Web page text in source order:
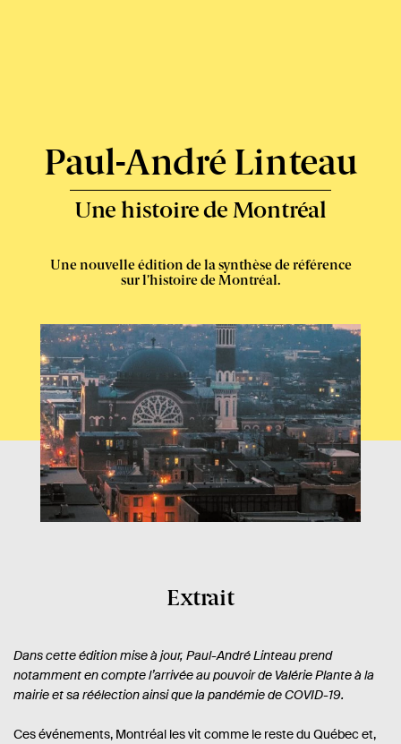
Paul-André Linteau-
Une histoire de Montréal
Une nouvelle édition de la synthèse de référence
sur l’histoire de Montréal.
Extrait
Dans cette édition mise à jour, Paul-André Linteau prend
notamment en compte l’arrivée au pouvoir de Valérie Plante à la
mairie et sa réélection ainsi que la pandémie de COVID-19.
Ces événements, Montréal les vit comme le reste du Québec et,